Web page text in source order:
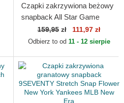
Czapki zakrzywiona beżowy
snapback All Star Game
9FORTY Stretch Snap Fan
Pack MLB New Era
159,95 zł 111,97 zł
Odbierz to od 11 - 12 sierpie